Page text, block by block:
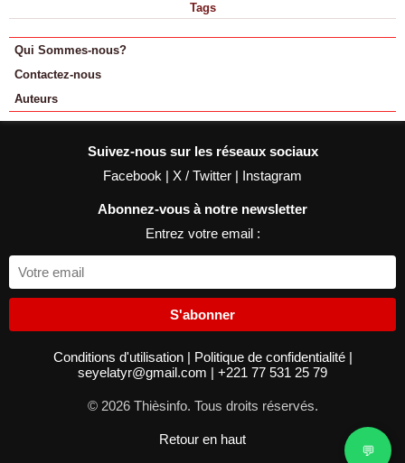
Tags
Qui Sommes-nous?
Contactez-nous
Auteurs
Suivez-nous sur les réseaux sociaux
Facebook | X / Twitter | Instagram
Abonnez-vous à notre newsletter
Entrez votre email :
S'abonner
Conditions d'utilisation | Politique de confidentialité |
seyelatyr@gmail.com | +221 77 531 25 79
© 2026 Thièsinfo. Tous droits réservés.
Retour en haut
💬